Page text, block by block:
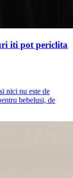
iti pot periclita
nici nu este de
bebelusi, de